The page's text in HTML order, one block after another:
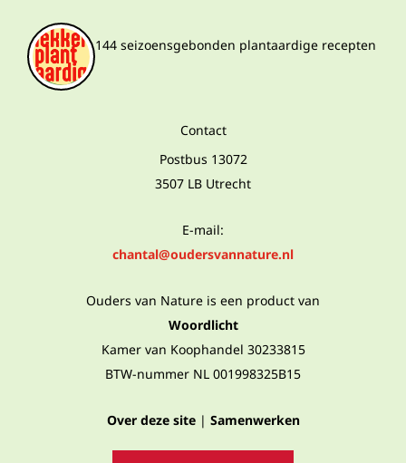
144 seizoensgebonden plantaardige recepten
Contact
Postbus 13072
3507 LB Utrecht
E-mail:
chantal@oudersvannature.nl
Ouders van Nature is een product van
Woordlicht
Kamer van Koophandel 30233815
BTW-nummer NL 001998325B15
Over deze site| Samenwerken